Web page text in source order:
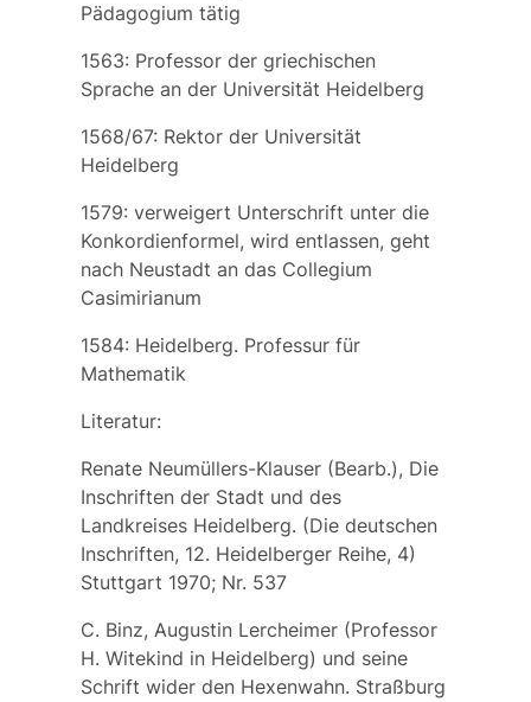
Pädagogium tätig
1563: Professor der griechischen
Sprache an der Universität Heidelberg
1568/67: Rektor der Universität
Heidelberg
1579: verweigert Unterschrift unter die
Konkordienformel, wird entlassen, geht
nach Neustadt an das Collegium
Casimirianum
1584: Heidelberg. Professur für
Mathematik
Literatur:
Renate Neumüllers-Klauser (Bearb.), Die
Inschriften der Stadt und des
Landkreises Heidelberg. (Die deutschen
Inschriften, 12. Heidelberger Reihe, 4)
Stuttgart 1970; Nr. 537
C. Binz, Augustin Lercheimer (Professor
H. Witekind in Heidelberg) und seine
Schrift wider den Hexenwahn. Straßburg